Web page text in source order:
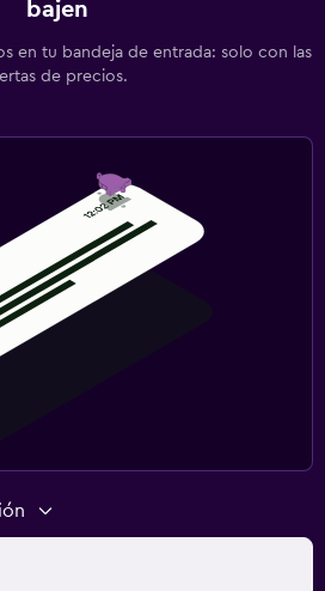
bajen
en tu bandeja de entrada: solo con las
de precios.